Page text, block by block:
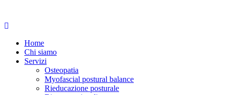
Home
Chi siamo
Servizi
Osteopatia
Myofascial postural balance
Rieducazione posturale